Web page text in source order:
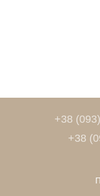
+38
+38